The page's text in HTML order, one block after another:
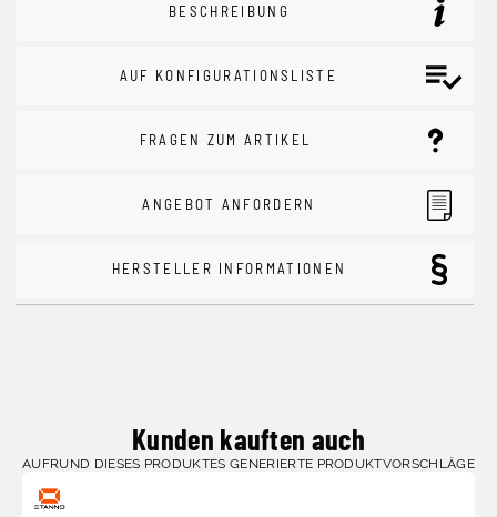
BESCHREIBUNG
AUF KONFIGURATIONSLISTE
FRAGEN ZUM ARTIKEL
ANGEBOT ANFORDERN
HERSTELLER INFORMATIONEN
Kunden kauften auch
AUFRUND DIESES PRODUKTES GENERIERTE PRODUKTVORSCHLÄGE